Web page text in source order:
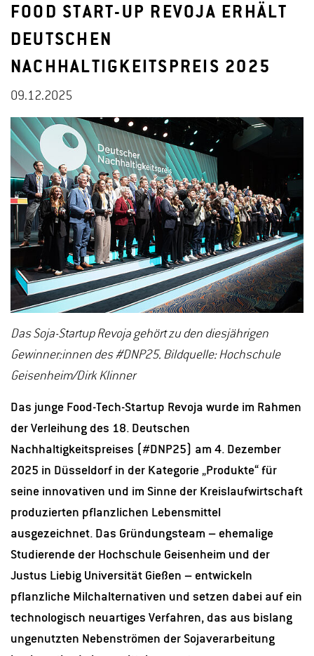
FOOD START-UP REVOJA ERHÄLT
DEUTSCHEN
NACHHALTIGKEITSPREIS 2025
09.12.2025
Das Soja-Startup Revoja gehört zu den diesjährigen
Gewinner:innen des #DNP25. Bildquelle: Hochschule
Geisenheim/Dirk Klinner
Das junge Food-Tech-Startup Revoja wurde im Rahmen
der Verleihung des 18. Deutschen
Nachhaltigkeitspreises (#DNP25) am 4. Dezember
2025 in Düsseldorf in der Kategorie „Produkte“ für
seine innovativen und im Sinne der Kreislaufwirtschaft
produzierten pflanzlichen Lebensmittel
ausgezeichnet. Das Gründungsteam – ehemalige
Studierende der Hochschule Geisenheim und der
Justus Liebig Universität Gießen – entwickeln
pflanzliche Milchalternativen und setzen dabei auf ein
technologisch neuartiges Verfahren, das aus bislang
ungenutzten Nebenströmen der Sojaverarbeitung